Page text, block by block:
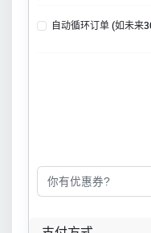
自动循环订单 (如未来